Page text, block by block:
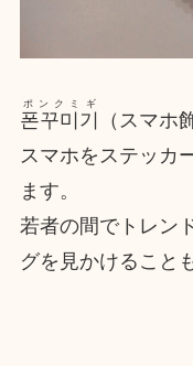
폰꾸미기
ポンクミギ
（スマホ
スマホをステッカ
ます。
若者の間でトレン
グを見かけること